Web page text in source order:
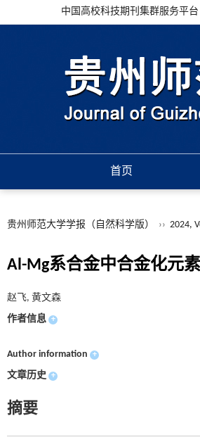
中国高校科技期刊集群服务平台
首页
贵州师范大学学报（自然科学版） ›› 2024,
Al-Mg系合金中合金化元
赵飞, 黄文森
作者信息 +
Author information +
文章历史 +
摘要